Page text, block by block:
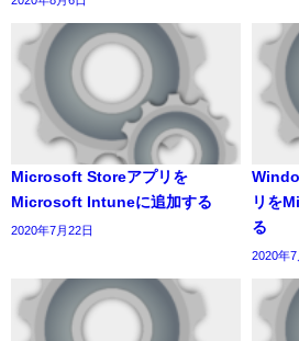
Microsoft Storeアプリを
Microsoft Intuneに追加する
2020年7月22日
リを
る
2020年7